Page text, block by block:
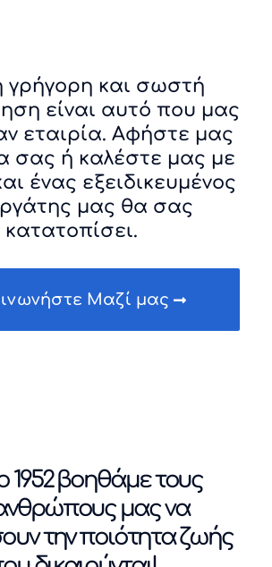
γρήγορη και σωστή
είναι αυτό που μας
εταιρία. Αφήστε μας
σας ή καλέστε μας με
ένας εξειδικευμένος
μας θα σας
κατατοπίσει.
Μαζί μας
1952 βοηθάμε τους
μας να
την ποιότητα ζωής